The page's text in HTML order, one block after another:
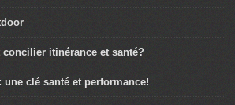
concilier itinérance et santé?
une clé santé et performance!